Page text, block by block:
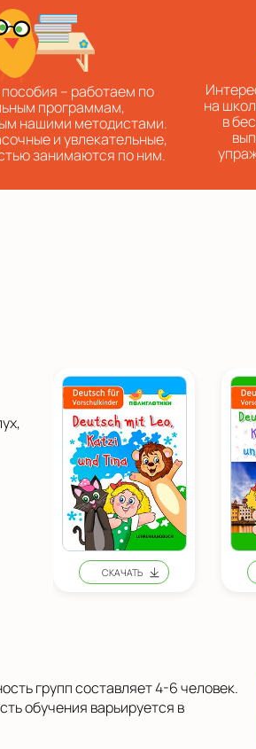
– работаем по
программам,
нашими методистами.
и увлекательные,
занимаются по ним.
на
в
групп составляет 4-6 человек.
обучения варьируется в